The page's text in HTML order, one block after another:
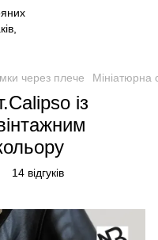
через плече Мініатюрна
із
14 відгуків